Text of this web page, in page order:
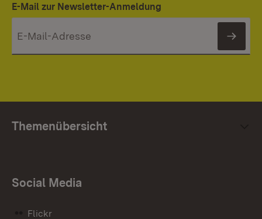
E-Mail zur Newsletter-Anmeldung
Themenübersicht
Social Media
Flickr